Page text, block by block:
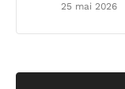
25 mai 2026